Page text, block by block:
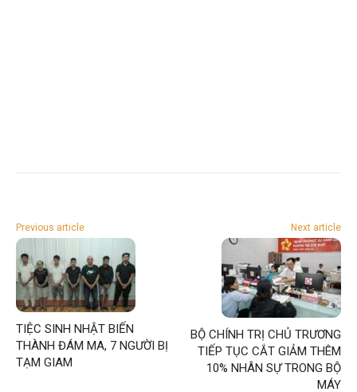
Previous article
TIỆC SINH NHẬT BIẾN
THÀNH ĐÁM MA, 7 NGƯỜI BỊ
TẠM GIAM
Next article
BỘ CHÍNH TRỊ CHỦ TRƯƠNG
TIẾP TỤC CẮT GIẢM THÊM
10% NHÂN SỰ TRONG BỘ
MÁY